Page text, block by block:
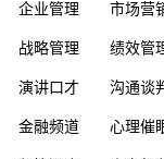
企业管理 市场营
战略管理 绩效管
演讲口才 沟通谈
金融频道 心理催